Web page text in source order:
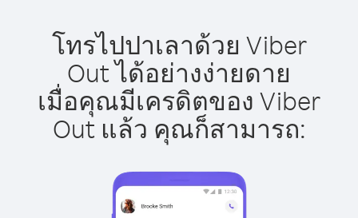
โทรไปปาเลาด้วย Viber
Out ได้อย่างง่ายดาย
เมื่อคุณมีเครดิตของ Viber
Out แล้ว คุณก็สามารถ: